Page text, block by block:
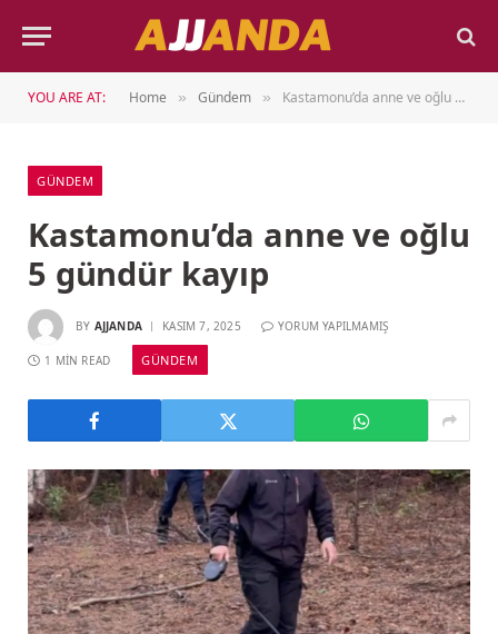
YOU ARE AT: Home » Gündem » Kastamonu’da anne ve oğlu 5 gündür kayıp
GÜNDEM
Kastamonu’da anne ve oğlu
5 gündür kayıp
BY AJJANDA KASIM 7, 2025 YORUM YAPILMAMIŞ
1 MIN READ GÜNDEM